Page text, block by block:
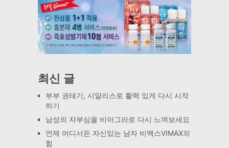
최신 글
부부 권태기, 시알리스로 활력 있게 다시 시작
하기
남성의 자부심을 비아그라로 다시 느껴보세요
언제 어디서든 자신있는 남자 비맥스VIMAX의
힘